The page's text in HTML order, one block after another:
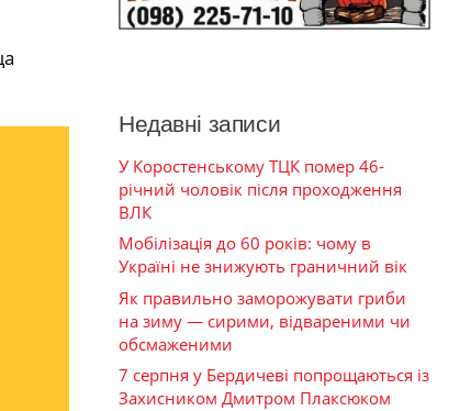
Недавні записи
У Коростенському ТЦК помер 46-
річний чоловік після проходження
ВЛК
Мобілізація до 60 років: чому в
Україні не знижують граничний вік
Як правильно заморожувати гриби
на зиму — сирими, відвареними чи
обсмаженими
7 серпня у Бердичеві попрощаються із
Захисником Дмитром Плаксюком